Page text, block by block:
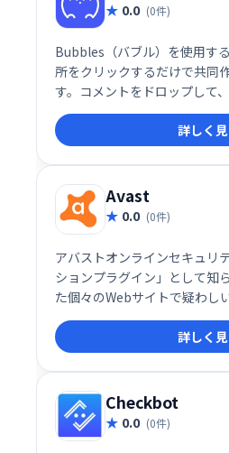
0.0 (0件)
Bubbles（バブル）を使用す
所をクリックするだけで共同
す。コメントをドロップして
しょう。クリック、コメント
です。
詳しく
Avast
0.0 (0件)
アバストオンラインセキュリ
ションプラグイン」として知
た個々のWebサイトで疑わし
詳しく
Checkbot
0.0 (0件)